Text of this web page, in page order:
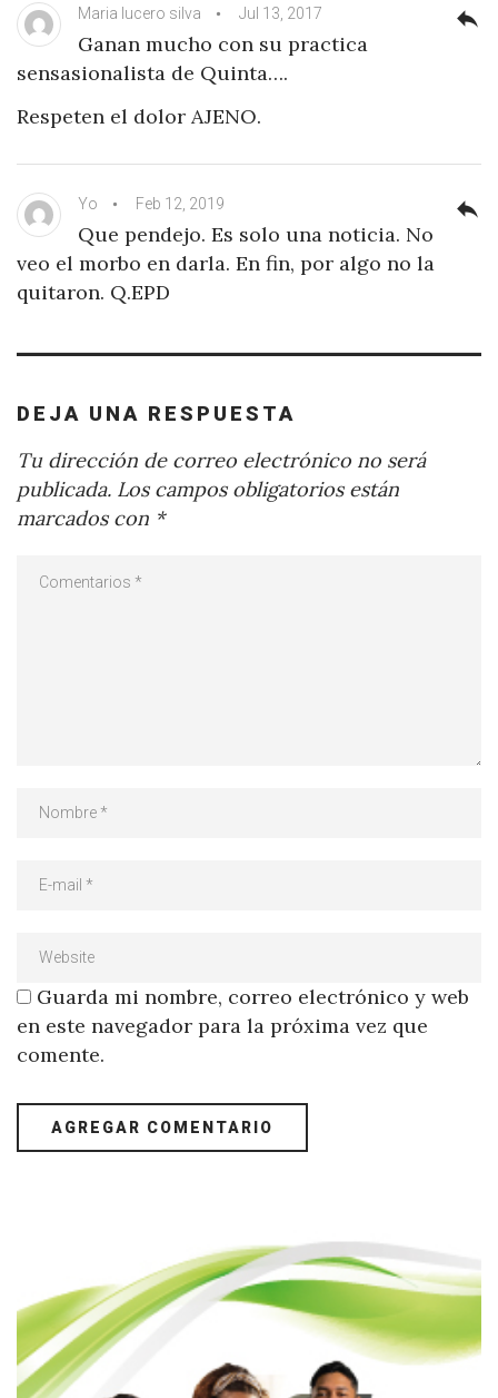
Maria lucero silva Jul 13, 2017
Ganan mucho con su practica
sensasionalista de Quinta….
Respeten el dolor AJENO.
reply
Yo Feb 12, 2019
Que pendejo. Es solo una noticia. No
veo el morbo en darla. En fin, por algo no la
quitaron. Q.EPD
reply
DEJA UNA RESPUESTA
Tu dirección de correo electrónico no será
publicada. Los campos obligatorios están
marcados con *
Guarda mi nombre, correo electrónico y web
en este navegador para la próxima vez que
comente.